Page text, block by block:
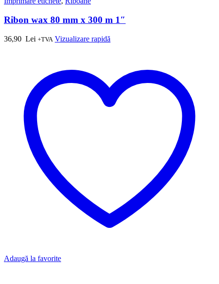
Ribon wax 80 mm x 300 m 1″
36,90 Lei +TVA Vizualizare rapidă
Adaugă la favorite